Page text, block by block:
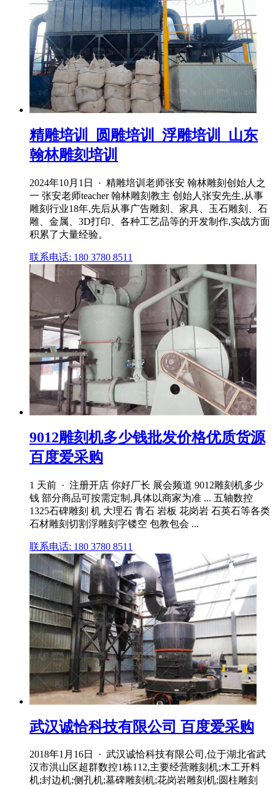
精雕培训_圆雕培训_浮雕培训_山东
翰林雕刻培训
2024年10月1日 · 精雕培训老师张安 翰林雕刻创始人之
一 张安老师teacher 翰林雕刻教主 创始人张安先生,从事
雕刻行业18年,先后从事广告雕刻、家具、玉石雕刻、石
雕、金属、3D打印、各种工艺品等的开发制作,实战方面
积累了大量经验。
联系电话: 180 3780 8511
9012雕刻机多少钱批发价格优质货源
百度爱采购
1 天前 · 注册开店 你好厂长 展会频道 9012雕刻机多少
钱 部分商品可按需定制,具体以商家为准 ... 五轴数控
1325石碑雕刻 机 大理石 青石 岩板 花岗岩 石英石等各类
石材雕刻切割浮雕刻字镂空 包教包会 ...
联系电话: 180 3780 8511
武汉诚恰科技有限公司 百度爱采购
2018年1月16日 · 武汉诚恰科技有限公司,位于湖北省武
汉市洪山区超群数控1栋112,主要经营雕刻机;木工开料
机;封边机;侧孔机;墓碑雕刻机;花岗岩雕刻机;圆柱雕刻